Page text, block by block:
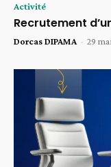
Activité
Recrutement
Dorcas DIPAMA - 29